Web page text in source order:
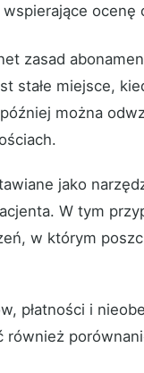
ocenę
zasad
stałe miejsce,
można
jako
W tym
w którym
płatności i
również